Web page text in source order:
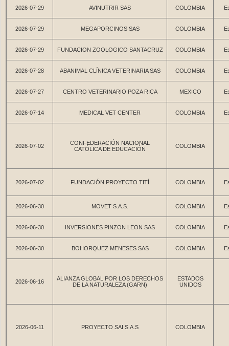
2026-07-29 AVINUTRIR SAS COLOMBIA
2026-07-29 MEGAPORCINOS SAS COLOMBIA
2026-07-29 FUNDACION ZOOLOGICO SANTACRUZ COLOMBIA
2026-07-28 ABANIMAL CLÍNICA VETERINARIA SAS COLOMBIA
2026-07-27 CENTRO VETERINARIO POZA RICA MEXICO
2026-07-14 MEDICAL VET CENTER COLOMBIA
2026-07-02
CONFEDERACIÓN NACIONAL
CATÓLICA DE EDUCACIÓN
COLOMBIA
2026-07-02 FUNDACIÓN PROYECTO TITÍ COLOMBIA
2026-06-30 MOVET S.A.S. COLOMBIA
2026-06-30 INVERSIONES PINZON LEON SAS COLOMBIA
2026-06-30 BOHORQUEZ MENESES SAS COLOMBIA
2026-06-16
ALIANZA GLOBAL POR LOS DERECHOS
DE LA NATURALEZA (GARN)
ESTADOS
UNIDOS
2026-06-11 PROYECTO SAI S.A.S COLOMBIA